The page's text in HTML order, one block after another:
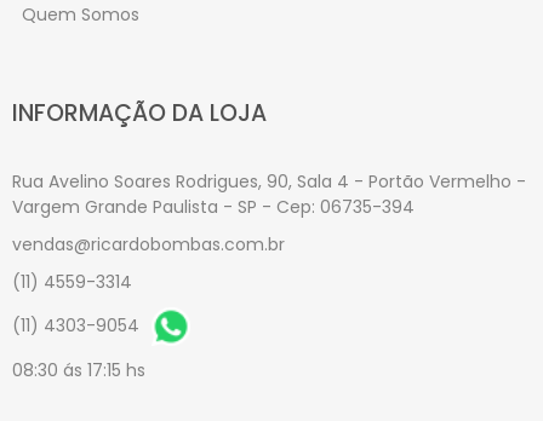
Quem Somos
INFORMAÇÃO DA LOJA
Rua Avelino Soares Rodrigues, 90, Sala 4 - Portão Vermelho -
Vargem Grande Paulista - SP - Cep: 06735-394
vendas@ricardobombas.com.br
(11) 4559-3314
(11) 4303-9054
08:30 ás 17:15 hs